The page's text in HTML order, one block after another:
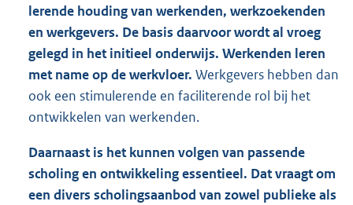
lerende houding van werkenden, werkzoekenden
en werkgevers. De basis daarvoor wordt al vroeg
gelegd in het initieel onderwijs. Werkenden leren
met name op de werkvloer. Werkgevers hebben dan
ook een stimulerende en faciliterende rol bij het
ontwikkelen van werkenden.
Daarnaast is het kunnen volgen van passende
scholing en ontwikkeling essentieel. Dat vraagt om
een divers scholingsaanbod van zowel publieke als